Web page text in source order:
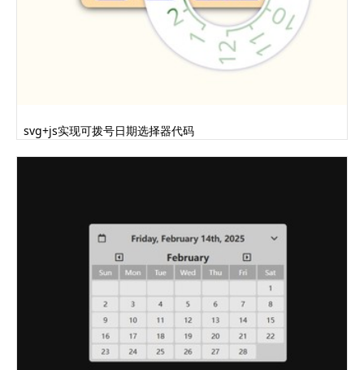
svg+js实现可拨号日期选择器代码